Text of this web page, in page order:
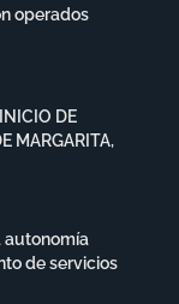
operados
DE
MARGARITA,
autonomía
de servicios